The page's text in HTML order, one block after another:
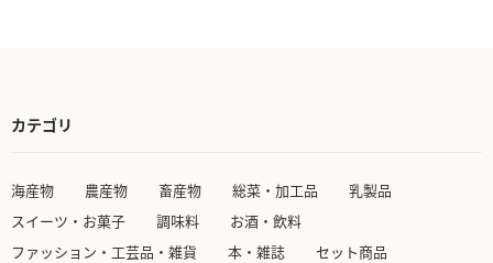
カテゴリ
海産物 農産物 畜産物 総菜・加工品
乳製品
スイーツ・お菓子
調味料
お酒・飲料
ファッション・工芸品・雑貨
本・雑誌 セット商品